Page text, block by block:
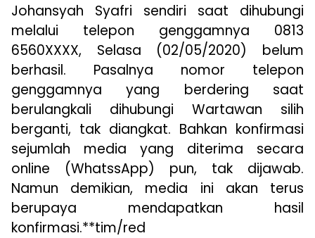
Johansyah Syafri sendiri saat dihubungi
melalui telepon genggamnya 0813
6560XXXX, Selasa (02/05/2020) belum
berhasil. Pasalnya nomor telepon
genggamnya yang berdering saat
berulangkali dihubungi Wartawan silih
berganti, tak diangkat. Bahkan konfirmasi
sejumlah media yang diterima secara
online (WhatssApp) pun, tak dijawab.
Namun demikian, media ini akan terus
berupaya mendapatkan hasil
konfirmasi.**tim/red